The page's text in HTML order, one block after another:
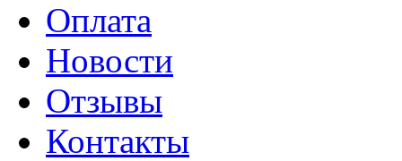
Оплата
Новости
Отзывы
Контакты